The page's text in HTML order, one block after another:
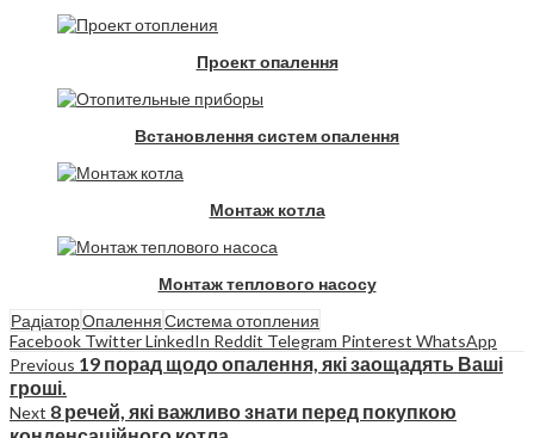
Проект опалення
Встановлення систем опалення
Монтаж котла
Монтаж теплового насосу
РадіаторОпаленняСистема отопления
Facebook TwitterLinkedIn Reddit Telegram Pinterest WhatsApp
Previous 19 порад щодо опалення, які заощадять Ваші
гроші.
Next 8 речей, які важливо знати перед покупкою